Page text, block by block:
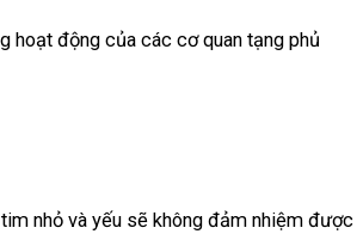
hoạt động của các cơ quan tạng phủ
nhỏ và yếu sẽ không đảm nhiệm được